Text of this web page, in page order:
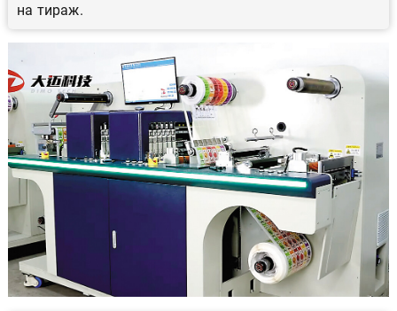
на тираж.